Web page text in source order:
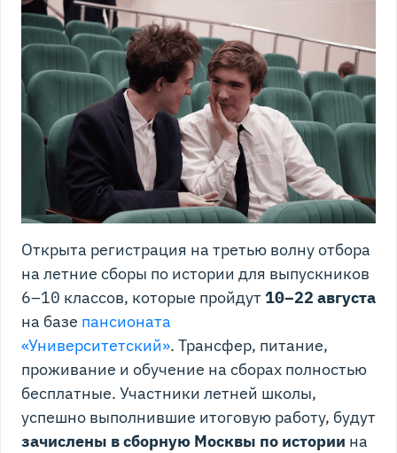
Открыта регистрация на третью волну отбора
на летние сборы по истории для выпускников
6–10 классов, которые пройдут10–22 августа
на базе пансионата
«Университетский». Трансфер, питание,
проживание и обучение на сборах полностью
бесплатные. Участники летней школы,
успешно выполнившие итоговую работу, будут
зачислены в сборную Москвы по истории на